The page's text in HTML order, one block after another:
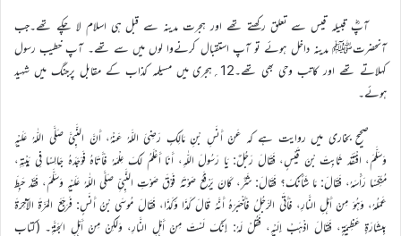
آپؓ قبیلہ قیس سے تعلق رکھتے تھے اور ہجرت مدینہ سے قبل ہی اسلام لا چکے تھے۔جب
آنحضرتﷺ مدینہ داخل ہوئے تو آپ استقبال کرنےوا لوں میں سے تھے۔ آپ خطیب رسول
کہلاتے تھے اور کاتب وحی بھی تھے۔12؍ہجری میں مسیلمہ کذاب کے مقابل پرجنگ میں شہید
ہوئے۔
صحیح بخاری میں روایت ہے کہ عَنْ أَنَسِ بْنِ مَالِكٍ رَضِيَ اللَّهُ عَنْهُ، أَنَّ النَّبِيَّ صَلَّى اللّٰهُ عَلَيْهِ
وَسَلَّمَ، افْتَقَدَ ثَابِتَ بْنَ قَيْسٍ، فَقَالَ رَجُلٌ: يَا رَسُولَ اللّٰهِ، أَنَا أَعْلَمُ لَكَ عِلْمَهُ فَأَتَاهُ فَوَجَدَهُ جَالِسًا فِي بَيْتِهِ،
مُنَكِّسًا رَأْسَهُ، فَقَالَ: مَا شَأْنُكَ؟ فَقَالَ: شَرٌّ، كَانَ يَرْفَعُ صَوْتَهُ فَوْقَ صَوْتِ النَّبِيِّ صَلَّى اللّٰهُ عَلَيْهِ وَسَلَّمَ، فَقَدْ حَبِطَ
عَمَلُهُ، وَهُوَ مِنْ أَهْلِ النَّارِ، فَأَتَى الرَّجُلُ فَأَخْبَرَهُ أَنَّهُ قَالَ كَذَا وَكَذَا، فَقَالَ مُوسَى بْنُ أَنَسٍ: فَرَجَعَ المَرَّةَ الآخِرَةَ
بِبِشَارَةٍ عَظِيمَةٍ، فَقَالَ اذْهَبْ إِلَيْهِ، فَقُلْ لَهُ: إِنَّكَ لَسْتَ مِنْ أَهْلِ النَّارِ، وَلَكِنْ مِنْ أَهْلِ الجَنَّةِ۔ (کتاب